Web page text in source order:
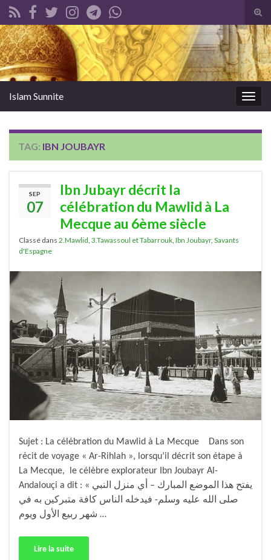
Search for:
Islam Sunnite
TAG: IBN JOUBAYR
SEP
07
Ibn Jubayr décrit la
célébration du Mawlid à La
Mecque au 6ème siècle
Classé dans 2.Mawlid 3.Tawassoul et Tabarrouk Ibn Joubayr, Savants
d'Espagne
Sujet : La célébration du Mawlid à La Mecque Dans son
récit de voyage « Ar-Rihlah », lorsqu’il décrit son étape à
La Mecque, le célèbre explorateur Ibn Joubayr Al-
Andalouçi a dit : « يفتح هذا الموضع المبارك – أي منزل النبي
صلى الله عليه وسلم- فيدخله الناس كافة متبركين به في
شهر ربيع الأول ويوم …
Lire la suite